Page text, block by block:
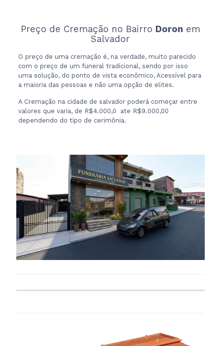
Preço de Cremação no Bairro Doronem
Salvador
O preço de uma cremação é, na verdade, muito parecido
com o preço de um funeral tradicional, sendo por isso
uma solução, do ponto de vista econômico, Acessível para
a maioria das pessoas e não uma opção de elites.
A Cremação na cidade de salvador poderá começar entre
valores que varia, de R$4.000,0 ate R$9.000,00
dependendo do tipo de cerimônia.